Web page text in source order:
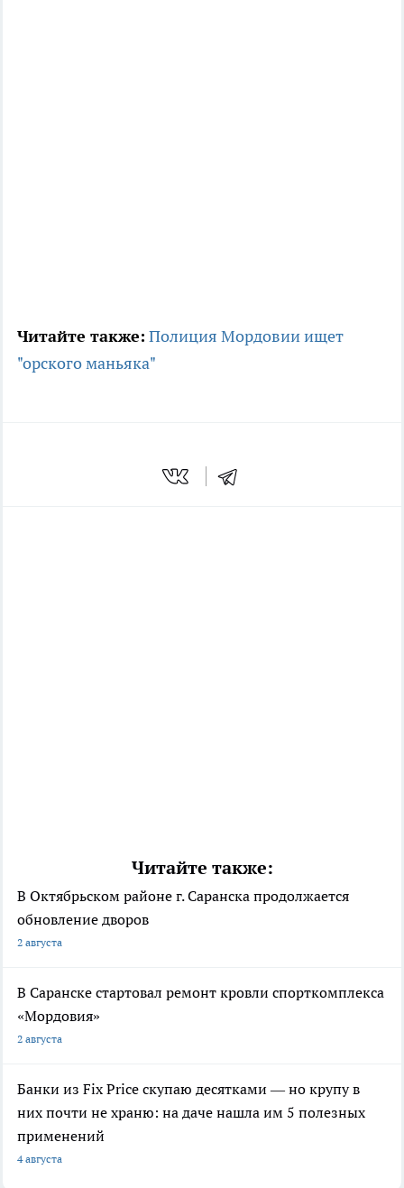
Читайте также: Полиция Мордовии ищет
"орского маньяка"
Читайте также:
В Октябрьском районе г. Саранска продолжается
обновление дворов
2 августа
В Саранске стартовал ремонт кровли спорткомплекса
«Мордовия»
2 августа
Банки из Fix Price скупаю десятками — но крупу в
них почти не храню: на даче нашла им 5 полезных
применений
4 августа